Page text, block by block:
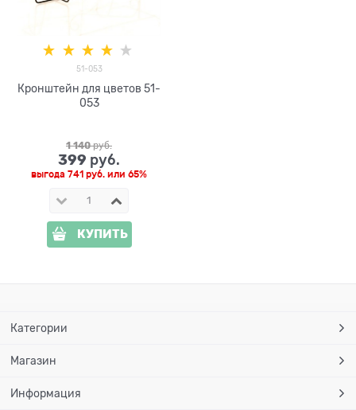
51-053
Кронштейн для цветов 51-
053
1 140 руб.
399 руб.
выгода 741 руб. или 65%
КУПИТЬ
Категории
Магазин
Информация